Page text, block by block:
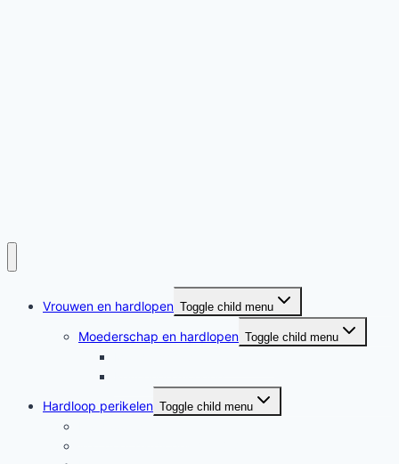
Vrouwen en hardlopen Toggle child menu
Moederschap en hardlopen Toggle child menu
Hardloop perikelen Toggle child menu